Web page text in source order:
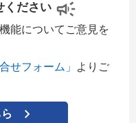
ください
能についてご意見を
せフォーム」
よりご